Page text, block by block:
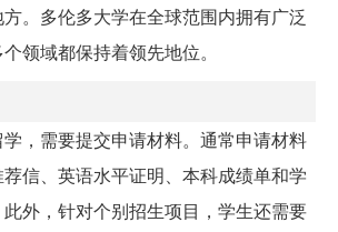
。多伦多大学在全球范围内拥有广泛
领域都保持着领先地位。
，需要提交申请材料。通常申请材料
信、英语水平证明、本科成绩单和学
外，针对个别招生项目，学生还需要